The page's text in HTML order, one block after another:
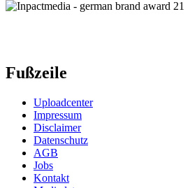
Fußzeile
Uploadcenter
Impressum
Disclaimer
Datenschutz
AGB
Jobs
Kontakt